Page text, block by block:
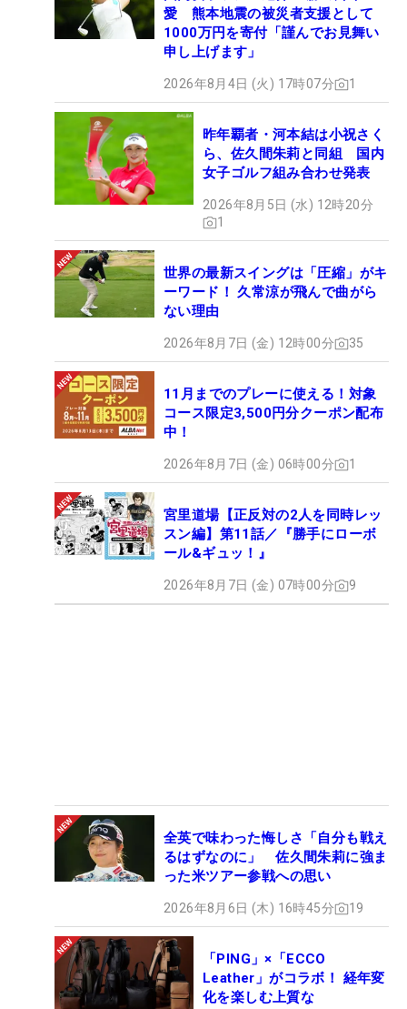
愛 熊本地震の被災者支援として
1000万円を寄付「謹んでお見舞い
申し上げます」
2026年8月4日 (火) 17時07分 1
昨年覇者・河本結は小祝さく
ら、佐久間朱莉と同組 国内
女子ゴルフ組み合わせ発表
2026年8月5日 (水) 12時20分
1
世界の最新スイングは「圧縮」がキ
ーワード！ 久常涼が飛んで曲がら
ない理由
2026年8月7日 (金) 12時00分 35
11月までのプレーに使える！対象
コース限定3,500円分クーポン配布
中！
2026年8月7日 (金) 06時00分 1
宮里道場【正反対の2人を同時レッ
スン編】第11話／『勝手にローボ
ール&ギュッ！』
2026年8月7日 (金) 07時00分 9
全英で味わった悔しさ「自分も戦え
るはずなのに」 佐久間朱莉に強ま
った米ツアー参戦への思い
2026年8月6日 (木) 16時45分 19
「PING」×「ECCO
Leather」がコラボ！ 経年変
化を楽しむ上質な